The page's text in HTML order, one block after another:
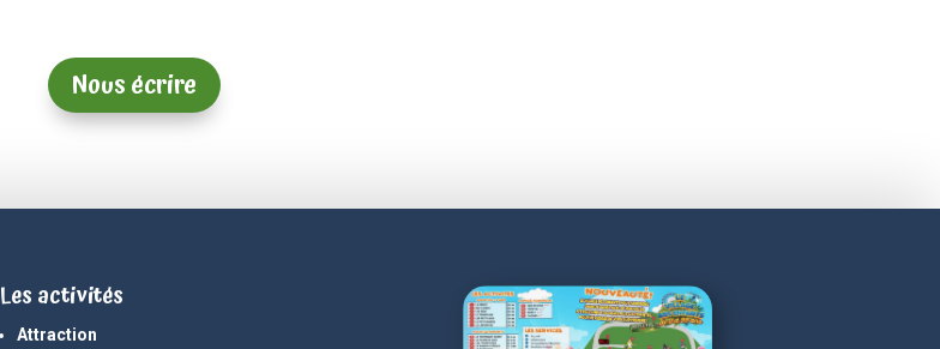
Nous écrire
Les activités
Attraction